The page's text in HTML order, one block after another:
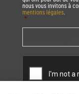
nous vous invitons à
mentions légales.
*